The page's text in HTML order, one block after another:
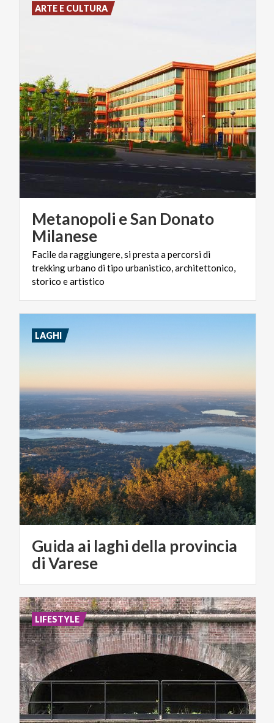
Metanopoli e San Donato
Milanese
Facile da raggiungere, si presta a percorsi di
trekking urbano di tipo urbanistico, architettonico,
storico e artistico
ARTE E CULTURA
Guida ai laghi della provincia
di Varese
LAGHI
LIFESTYLE